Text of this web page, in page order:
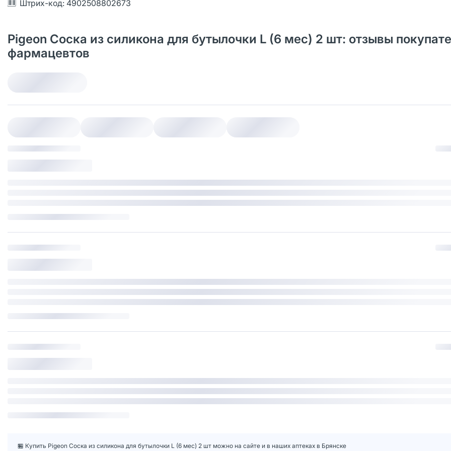
Штрих-код: 4902508802673
Pigeon Соска из силикона для бутылочки L (6 мес) 2 шт: отзывы
фармацевтов
🏪 Купить Pigeon Соска из силикона для бутылочки L (6 мес) 2 шт можно на сайте и в наших аптеках в Брянске